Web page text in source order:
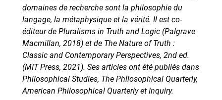
domaines de recherche sont la philosophie du
langage, la métaphysique et la vérité. Il est co-
éditeur de Pluralisms in Truth and Logic(Palgrave
Macmillan, 2018) et de The Nature of Truth :
Classic and Contemporary Perspectives, 2nd ed.
(MIT Press, 2021). Ses articles ont été publiés dans
Philosophical Studies, The Philosophical Quarterly,
American Philosophical Quarterly et Inquiry.